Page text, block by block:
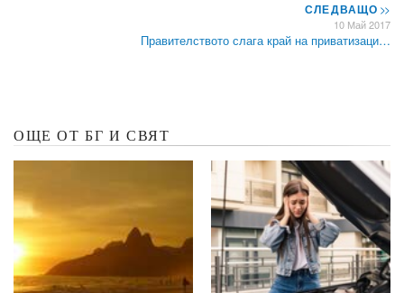
СЛЕДВАЩО>>
10 Май 2017
Правителството слага край на приватизаци…
ОЩЕ ОТ БГ И СВЯТ